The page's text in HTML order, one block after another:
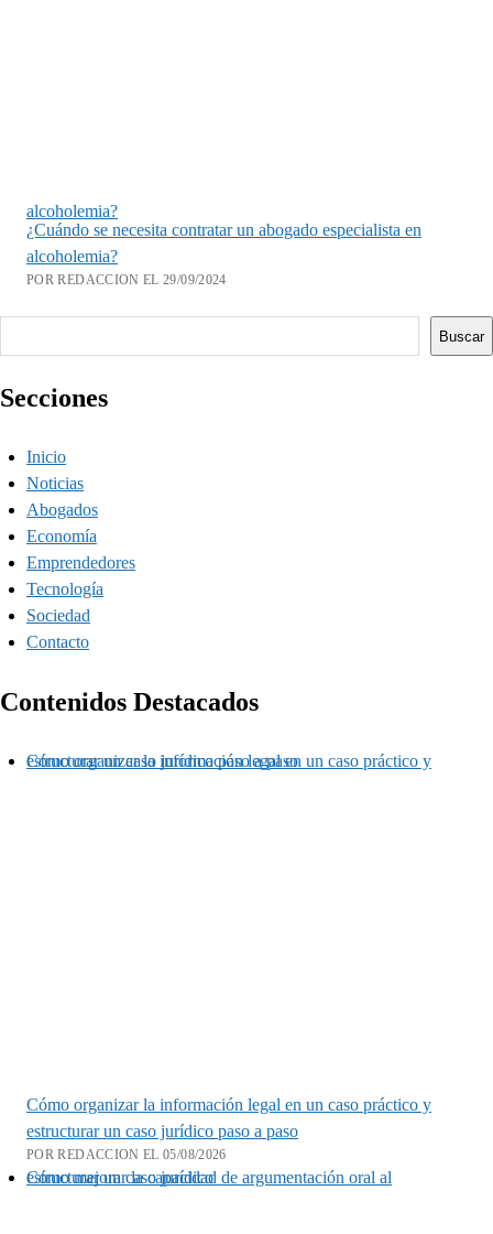
alcoholemia?
¿Cuándo se necesita contratar un abogado especialista en
alcoholemia?
POR REDACCION EL 29/09/2024
Buscar
Secciones
Inicio
Noticias
Abogados
Economía
Emprendedores
Tecnología
Sociedad
Contacto
Contenidos Destacados
Cómo organizar la información legal en un caso práctico y estructurar un caso jurídico paso a paso
Cómo organizar la información legal en un caso práctico y
estructurar un caso jurídico paso a paso
POR REDACCION EL 05/08/2026
Cómo mejorar la capacidad de argumentación oral al estructurar un caso jurídico